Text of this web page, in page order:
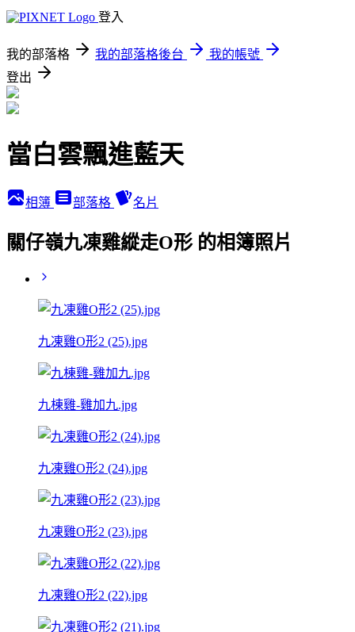
登入
我的部落格 我的部落格後台
我的帳號
登出
當白雲飄進藍天
相簿 部落格 名片
關仔嶺九凍雞縱走O形 的相簿照片
九凍雞O形2 (25).jpg
九棟雞-雞加九.jpg
九凍雞O形2 (24).jpg
九凍雞O形2 (23).jpg
九凍雞O形2 (22).jpg